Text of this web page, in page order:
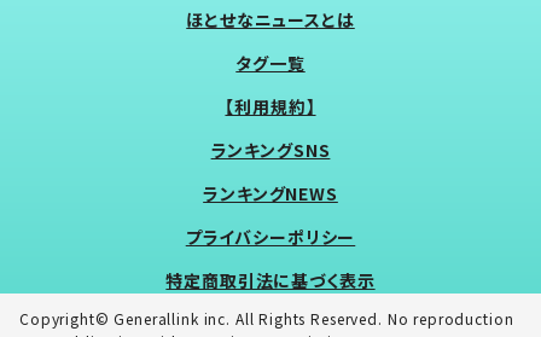
ほとせなニュースとは
タグ一覧
【利用規約】
ランキングSNS
ランキングNEWS
プライバシーポリシー
特定商取引法に基づく表示
Copyright© Generallink inc. All Rights Reserved. No reproduction